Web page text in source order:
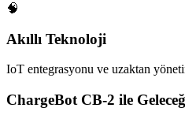
🧠
Akıllı Teknoloji
IoT entegrasyonu ve uzaktan
ChargeBot CB-2 ile